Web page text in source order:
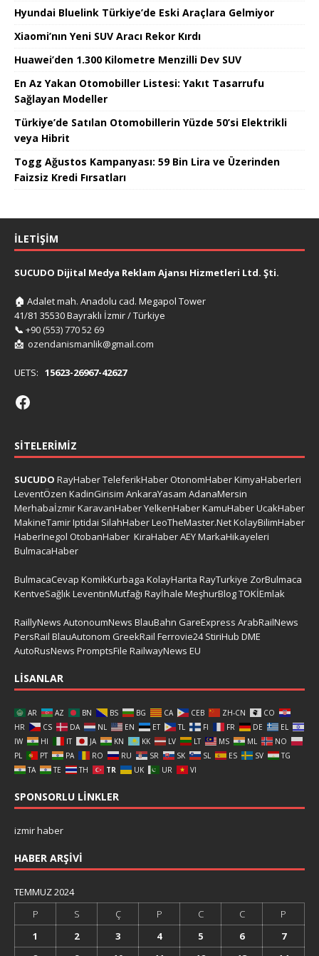
Hyundai Bluelink Türkiye’de Eski Araçlara Gelmiyor
Xiaomi’nın Yeni SUV Aracı Rekor Kırdı
Huawei’den 1.300 Kilometre Menzilli Dev SUV
En Az Yakan Otomobiller Listesi: Yakıt Tasarrufu
Sağlayan Modeller
Türkiye’de Satılan Otomobillerin Yüzde 50’si Elektrikli
veya Hibrit
Togg Ağustos Kampanyası: 59 Bin Lira ve Üzerinden
Faizsiz Kredi Fırsatları
İLETIŞIM
SUCUDO Dijital Medya Reklam Ajansı Hizmetleri Ltd. Şti.
🏠 Adalet mah. Anadolu cad. Megapol Tower
41/81 35530 Bayraklı İzmir / Türkiye
📞 +90 (553) 770 52 69
📩 ozendanismanlik@gmail.com
UETS: 15623-26967-42627
SITELERIMIZ
SUCUDO RayHaberTeleferikHaber OtonomHaberKimyaHaberleri
LeventÖzen KadinGirisim AnkaraYasam AdanaMersin
MerhabaİzmirKaravanHaberYelkenHaberKamuHaberUcakHaber
MakineTamirIptidai SilahHaberLeoTheMaster.NetKolayBilimHaber
HaberInegol OtobanHaber KiraHaberAEYMarkaHikayeleri
BulmacaHaber
BulmacaCevap KomikKurbaga KolayHarita RayTurkiye ZorBulmaca
KentveSağlıkLeventinMutfağı Rayİhale MeşhurBlogTOKİEmlak
RaillyNews AutonoumNews BlauBahn GareExpress ArabRailNews
PersRail BlauAutonom GreekRail Ferrovie24 StiriHub DME
AutoRusNews PromptsFile RailwayNews EU
LISANLAR
AR AZ BN BS BG CA CEB ZH-CN
CO
HR
CS DA NL EN ET TL FI FR DE
EL
IW
HI IT JA KN KK LV LT MS ML
NO
PL
PT PA RO RU SR SK SL ES SV
TG
TA
TE TH TR UK UR VI
SPONSORLU LINKLER
izmir haber
HABER ARŞIVI
TEMMUZ 2024
P
S Ç P C C
P
1
2 3 4 5 6
7